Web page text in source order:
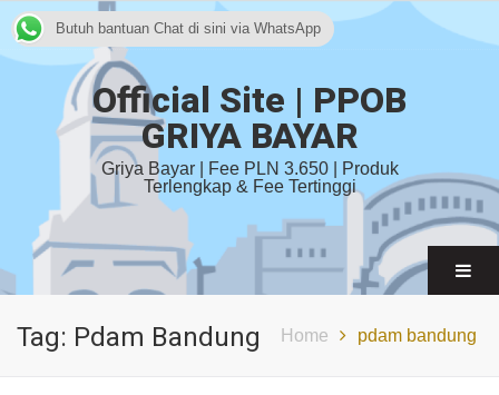
Official Site | PPOB
GRIYA BAYAR
Griya Bayar | Fee PLN 3.650 | Produk
Terlengkap & Fee Tertinggi
Tag: Pdam Bandung Home pdam bandung
Butuh bantuan Chat di sini via WhatsApp